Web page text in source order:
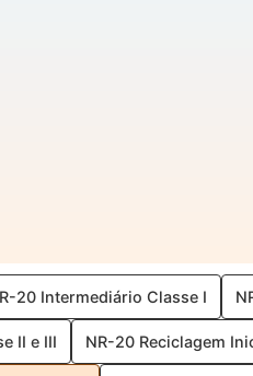
20 Intermediário Classe I
II e III NR-20 Reciclagem